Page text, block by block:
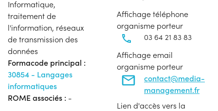
Informatique,
traitement de
l'information, réseaux
de transmission des
données
Formacode principal :
30854 - Langages
informatiques
ROME associés : -
Affichage téléphone
organisme porteur
03 64 21 83 83
Affichage email
organisme porteur
contact@media-
management.fr
Lien d'accès vers la